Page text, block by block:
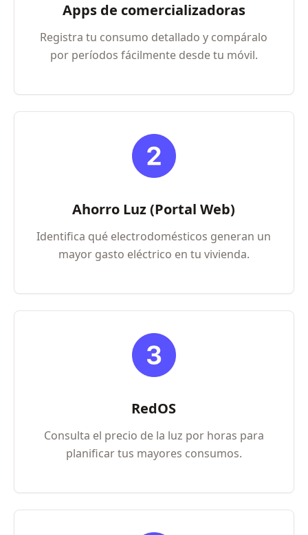
Apps de comercializadoras
Registra tu consumo detallado y compáralo
por períodos fácilmente desde tu móvil.
Ahorro Luz (Portal Web)
Identifica qué electrodomésticos generan un
mayor gasto eléctrico en tu vivienda.
RedOS
Consulta el precio de la luz por horas para
planificar tus mayores consumos.